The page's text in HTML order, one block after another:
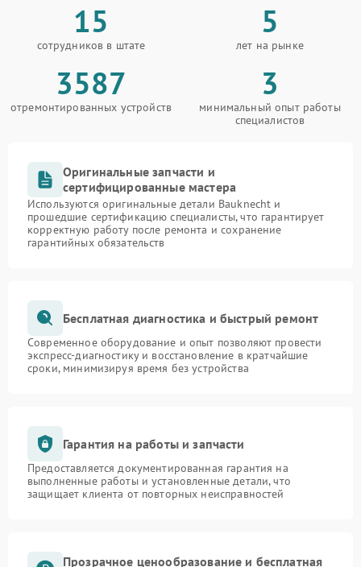
15
сотрудников в штате
5
лет на рынке
3587
отремонтированных устройств
3
минимальный опыт работы
специалистов
Оригинальные запчасти и
сертифицированные мастера
Используются оригинальные детали Bauknecht и
прошедшие сертификацию специалисты, что гарантирует
корректную работу после ремонта и сохранение
гарантийных обязательств
Бесплатная диагностика и быстрый ремонт
Современное оборудование и опыт позволяют провести
экспресс-диагностику и восстановление в кратчайшие
сроки, минимизируя время без устройства
Гарантия на работы и запчасти
Предоставляется документированная гарантия на
выполненные работы и установленные детали, что
защищает клиента от повторных неисправностей
Прозрачное ценообразование и бесплатная